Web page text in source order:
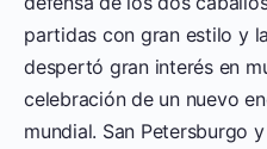
partidas con gran estilo y
despertó gran interés en
celebración de un nuevo
mundial. San Petersburgo